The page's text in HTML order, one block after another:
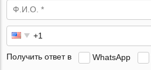
Получить ответ в WhatsApp